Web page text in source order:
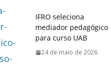
IFRO seleciona
mediador pedagógico
para curso UAB
24 de maio de 2026